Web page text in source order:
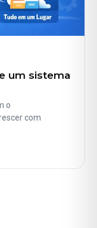
um sistema
o
com